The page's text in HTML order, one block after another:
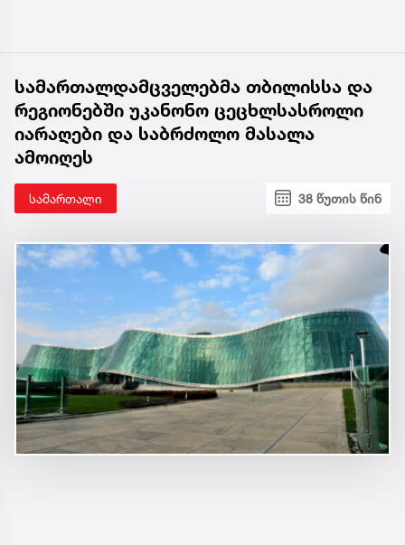
სამართალდამცველებმა თბილისსა და
რეგიონებში უკანონო ცეცხლსასროლი
იარაღები და საბრძოლო მასალა
ამოიღეს
სამართალი 38 წუთის წინ